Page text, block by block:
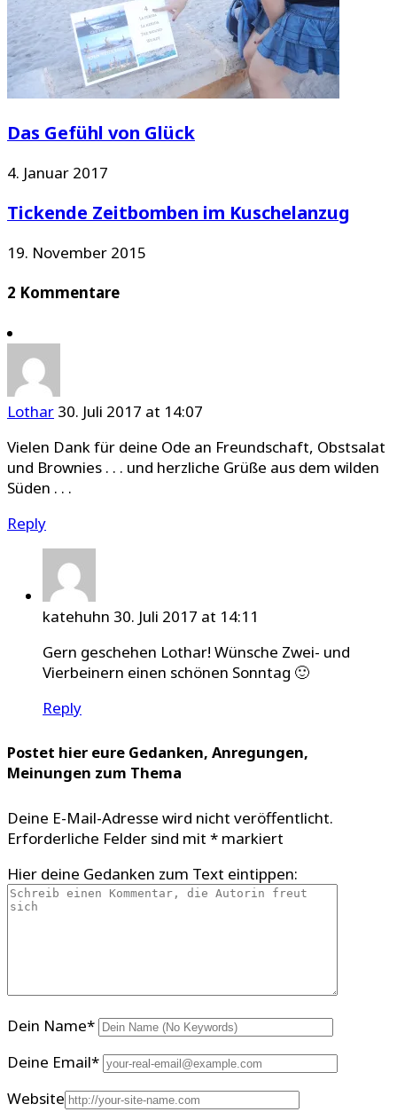
Das Gefühl von Glück
4. Januar 2017
Tickende Zeitbomben im Kuschelanzug
19. November 2015
2 Kommentare
Lothar 30. Juli 2017 at 14:07
Vielen Dank für deine Ode an Freundschaft, Obstsalat
und Brownies . . . und herzliche Grüße aus dem wilden
Süden . . .
Reply
katehuhn 30. Juli 2017 at 14:11
Gern geschehen Lothar! Wünsche Zwei- und
Vierbeinern einen schönen Sonntag 🙂
Reply
Postet hier eure Gedanken, Anregungen,
Meinungen zum Thema
Deine E-Mail-Adresse wird nicht veröffentlicht.
Erforderliche Felder sind mit * markiert
Hier deine Gedanken zum Text eintippen:
Dein Name*
Deine Email*
Website